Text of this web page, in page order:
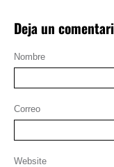
Deja un
Nombre
Correo
Website